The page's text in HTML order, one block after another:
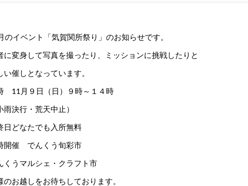
のイベント「気賀関所祭り」のお知らせです。
に変身して写真を撮ったり、ミッションに挑戦したりと
い催しとなっています。
11月９日（日）９時～１４時
雨決行・荒天中止）
どなたでも入所無料
開催 でんくう旬彩市
くうマルシェ・クラフト市
のお越しをお待ちしております。